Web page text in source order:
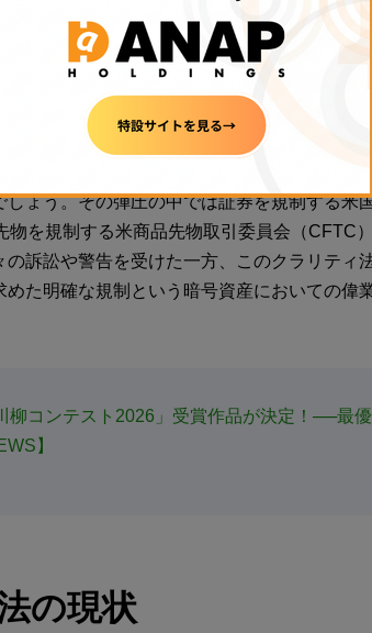
ドナルド・トランプ大統領が2024年11月の
は暗号資産に対する理不尽な弾圧が強かった
ょう。その弾圧の中では証券を規制する米
物を規制する米商品先物取引委員会（CFTC
の訴訟や警告を受けた一方、このクラリティ
めた明確な規制という暗号資産においての偉
柳コンテスト2026」受賞作品が決定！──最
】
の現状